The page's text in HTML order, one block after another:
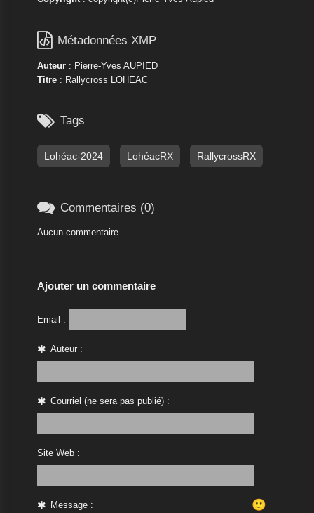
 Métadonnées XMP
Auteur: Pierre-Yves AUPIED
Titre: Rallycross LOHEAC
 Tags
Lohéac-2024 LohéacRX RallycrossRX
 Commentaires (0)
Aucun commentaire.
Ajouter un commentaire
Email :
Auteur :
Courriel (ne sera pas publié) :
Site Web :
Message : 🙂